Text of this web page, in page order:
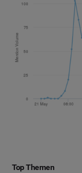
Top Themen